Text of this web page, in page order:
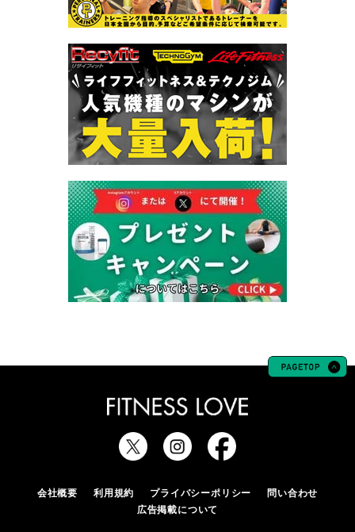
会社概要 利用規約 プライバシーポリシー
問い合わせ
広告掲載について